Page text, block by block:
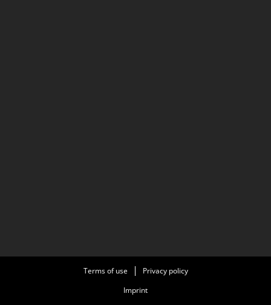
Terms of use
Privacy policy
Imprint